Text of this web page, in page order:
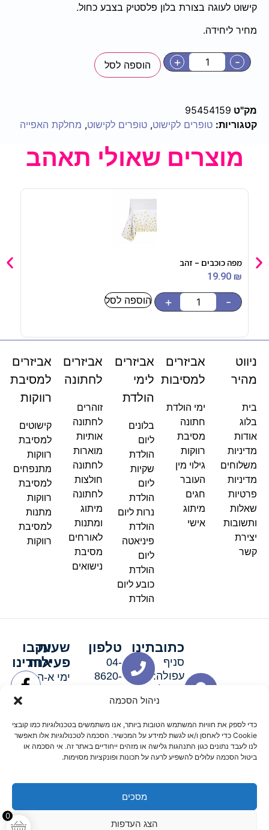
ניהול הסכמה
כדי לספק את חוויות המשתמש הטובות ביותר, אנו משתמשים בטכנולוגיות כמו קובצי
Cookie כדי לאחסן ו/או לגשת למידע על המכשיר. הסכמה לטכנולוגיות אלו תאפשר
לנו לעבד נתונים כגון התנהגות גלישה או מזהים ייחודיים באתר זה. אי הסכמה או
ביטול הסכמה עלולים להשפיע לרעה על תכונות ופונקציות מסוימות.
מסכים
הצג העדפות
0
קישוט לעוגה בצורת בלון פלסטיק בצבע כחול.
מחיר ליחידה.
-
+ הוספה לסל
מק"ט 95454159
קטגוריות: טופרים לקישוט, טופרים לקישוט, מחלקת האפייה
מוצרים שאולי תאהב
מפה כוכבים – זהב
19.90 ₪
-
+ הוספה לסל
ניווט
מהיר
בית
בלוג
אודות
מדיניות
משלוחים
מדיניות
פרטיות
שאלות
ותשובות
יצירת
קשר
אביזרים
למסיבות
ימי הולדת
חתונה
מסיבת
רווקות
גילוי מין
העובר
חגים
מיתוג
אישי
אביזרים
לימי
הולדת
בלונים
ליום
הולדת
שקיות
ליום
הולדת
נרות ליום
הולדת
פיניאטה
ליום
הולדת
כובע ליום
הולדת
אביזרים
לחתונה
זוהרים
לחתונה
אותיות
מוארות
לחתונה
חולצות
לחתונה
מיתוג
ומתנות
לאורחים
מסיבת
נישואים
אביזרים
למסיבת
רווקות
קישוטים
למסיבת
רווקות
מתנפחים
למסיבת
רווקות
מתנות
למסיבת
רווקות
כתובתינו
סניף
עפולה:
סניף מגדל
האלה 19
טלפון
04-
8620-
שעות
פעילות
ימי א-ה:
ימי שישי
וערבי חג:
8:30-
15:00
עקבו
אחרינו
תקנון אתרשלום דיגיטל קידום אורגני מקצועי